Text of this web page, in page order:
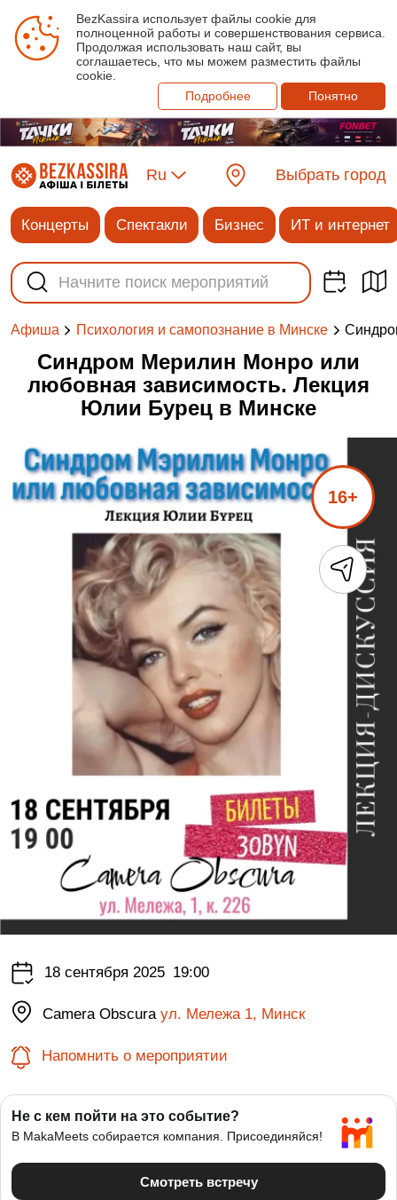
BezKassira использует файлы cookie для
полноценной работы и совершенствования сервиса.
Продолжая использовать наш сайт, вы
соглашаетесь, что мы можем разместить файлы
cookie.
Подробнее
Понятно
Ru Выбрать город
Концерты Спектакли Бизнес ИТ и интернет
Афиша Психология и самопознание в Минске
Синдром Мерилин Монро или
любовная зависимость. Лекция
Юлии Бурец в Минске
16+
18 сентября 2025 19:00
Camera Obscuraул. Мележа 1, Минск
Напомнить о мероприятии